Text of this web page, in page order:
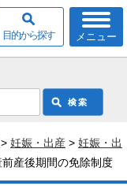
メニュー
目的から探す
> 妊娠・出産 > 妊娠・出
産後期間の免除制度